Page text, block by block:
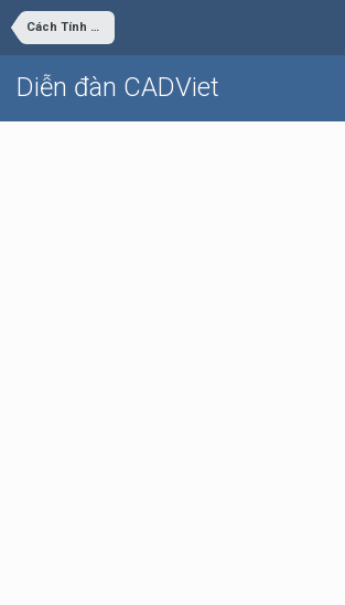
Cách Tính Áp Lực Nước Trong Đường Ống
Diễn đàn CADViet